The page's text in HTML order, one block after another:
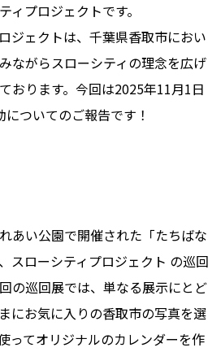
ィプロジェクトです。
ジェクトは、千葉県香取市におい
ながらスローシティの理念を広げ
おります。今回は2025年11月1日
ついてのご報告です！
あい公園で開催された「たちばな
スローシティプロジェクト の巡回
の巡回展では、単なる展示にとど
にお気に入りの香取市の写真を選
ってオリジナルのカレンダーを作